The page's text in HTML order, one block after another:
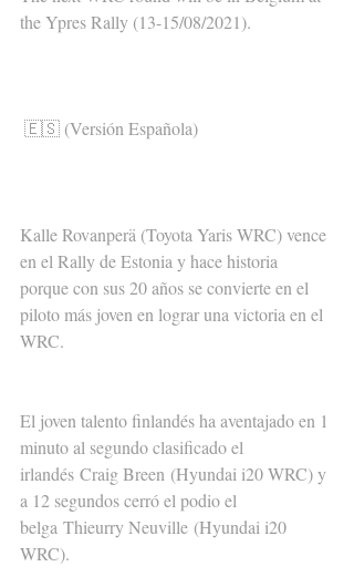
the Ypres Rally (13-15/08/2021).
🇪🇸 (Versión Española)
Kalle Rovanperä (Toyota Yaris WRC) vence
en el Rally de Estonia y hace historia
porque con sus 20 años se convierte en el
piloto más joven en lograr una victoria en el
WRC.
El joven talento finlandés ha aventajado en 1
minuto al segundo clasificado el
irlandés Craig Breen (Hyundai i20 WRC) y
a 12 segundos cerró el podio el
belga Thieurry Neuville (Hyundai i20
WRC).